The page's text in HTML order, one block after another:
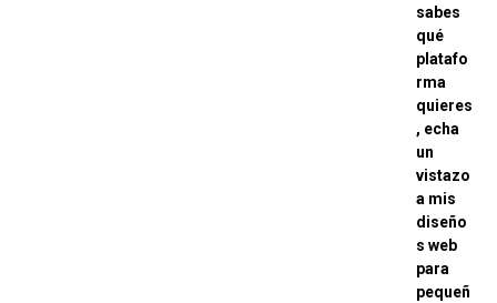
sabes
qué
platafo
rma
quieres
, echa
un
vistazo
a mis
diseño
s web
para
pequeñ